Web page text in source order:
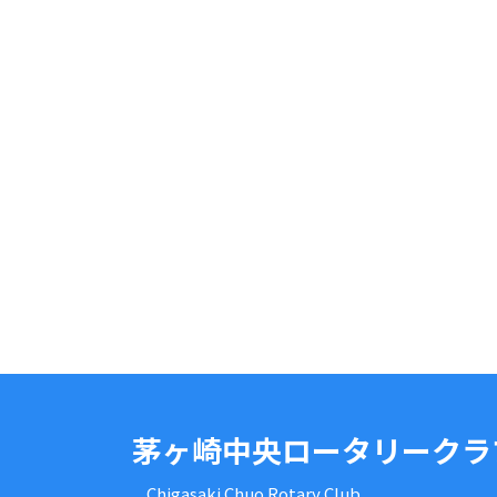
茅ヶ崎中央ロータリーク